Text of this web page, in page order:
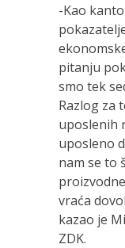
-Kao
pitanju
smo tek
Razlog za
uposlenih
uposleno
nam se to
vraća
kazao je
ZDK.